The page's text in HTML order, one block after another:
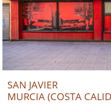
SAN JAVIER
MURCIA (COSTA